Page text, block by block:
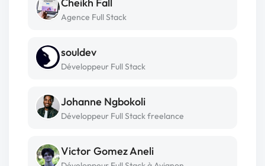
Cheikh Fall
Agence Full Stack
souldev
Développeur Full Stack
Johanne Ngbokoli
Développeur Full Stack freelance
Victor Gomez Aneli